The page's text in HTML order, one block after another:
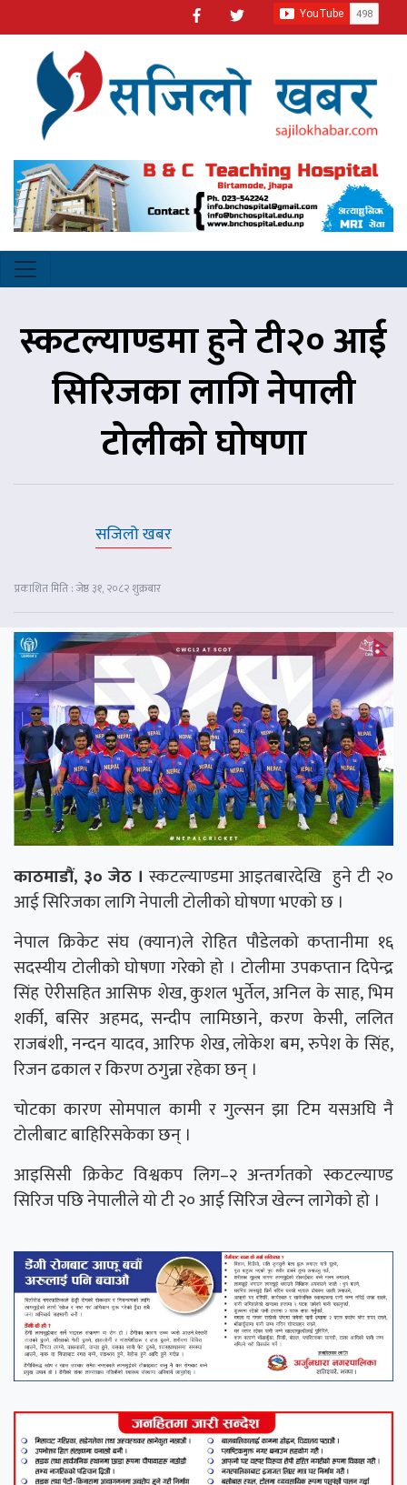
स्कटल्याण्डमा हुने टी२० आई
सिरिजका लागि नेपाली
टोलीको घोषणा
सजिलो खबर
प्रकाशित मिति : जेष्ठ ३१, २०८२ शुक्रबार
काठमाडौं, ३० जेठ । स्कटल्याण्डमा आइतबारदेखि हुने टी २०
आई सिरिजका लागि नेपाली टोलीको घोषणा भएको छ ।
नेपाल क्रिकेट संघ (क्यान)ले रोहित पौडेलको कप्तानीमा १६
सदस्यीय टोलीको घोषणा गरेको हो । टोलीमा उपकप्तान दिपेन्द्र
सिंह ऐरीसहित आसिफ शेख, कुशल भुर्तेल, अनिल के साह, भिम
शर्की, बसिर अहमद, सन्दीप लामिछाने, करण केसी, ललित
राजबंशी, नन्दन यादव, आरिफ शेख, लोकेश बम, रुपेश के सिंह,
रिजन ढकाल र किरण ठगुन्ना रहेका छन् ।
चोटका कारण सोमपाल कामी र गुल्सन झा टिम यसअघि नै
टोलीबाट बाहिरिसकेका छन् ।
आइसिसी क्रिकेट विश्वकप लिग–२ अन्तर्गतको स्कटल्याण्ड
सिरिज पछि नेपालीले यो टी २० आई सिरिज खेल्न लागेको हो ।